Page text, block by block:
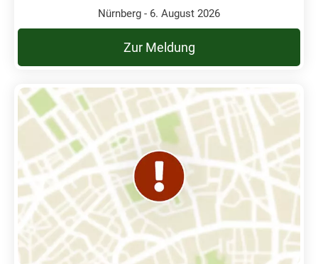
Nürnberg - 6. August 2026
Zur Meldung